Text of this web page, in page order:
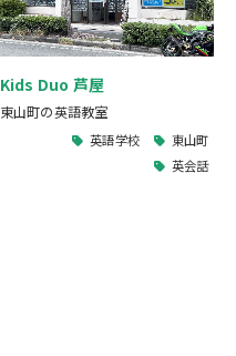
Kids Duo 芦屋
東山町の英語教室
英語学校
東山町
英会話